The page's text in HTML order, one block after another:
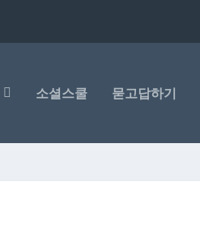
소셜스쿨 묻고답하기